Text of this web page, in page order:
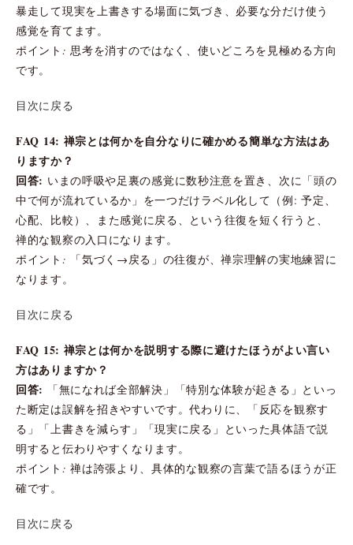
暴走して現実を上書きする場面に気づき、必要な分だけ使う
感覚を育てます。
ポイント: 思考を消すのではなく、使いどころを見極める方向
です。
目次に戻る
FAQ 14: 禅宗とは何かを自分なりに確かめる簡単な方法はあ
りますか？
回答: いまの呼吸や足裏の感覚に数秒注意を置き、次に「頭の
中で何が流れているか」を一つだけラベル化して（例: 予定、
心配、比較）、また感覚に戻る、という往復を短く行うと、
禅的な観察の入口になります。
ポイント: 「気づく→戻る」の往復が、禅宗理解の実地練習に
なります。
目次に戻る
FAQ 15: 禅宗とは何かを説明する際に避けたほうがよい言い
方はありますか？
回答:
「無になれば全部解決」「特別な体験が起きる」といっ
た断定は誤解を招きやすいです。代わりに、「反応を観察す
る」「上書きを減らす」「現実に戻る」といった具体語で説
明すると伝わりやすくなります。
ポイント: 禅は誇張より、具体的な観察の言葉で語るほうが正
確です。
目次に戻る